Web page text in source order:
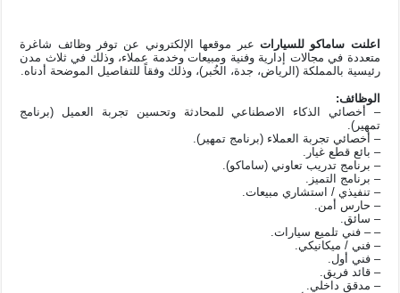
اعلنت ساماكو للسيارات عبر موقعها الإلكتروني عن توفر وظائف شاغرة
متعددة في مجالات إدارية وفنية ومبيعات وخدمة عملاء، وذلك في ثلاث مدن
رئيسية بالمملكة (الرياض، جدة، الخُبر)، وذلك وفقاً للتفاصيل الموضحة أدناه.
الوظائف:
– أخصائي الذكاء الاصطناعي للمحادثة وتحسين تجربة العميل (برنامج
تمهير).
– أخصائي تجربة العملاء (برنامج تمهير).
– بائع قطع غيار.
– برنامج تدريب تعاوني (ساماكو).
– برنامج التميز.
– تنفيذي / استشاري مبيعات.
– حارس أمن.
– سائق.
– – فني تلميع سيارات.
– فني / ميكانيكي.
– فني أول.
– قائد فريق.
– مدقق داخلي.